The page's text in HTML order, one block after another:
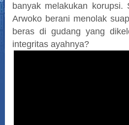
banyak melakukan korupsi.
Arwoko berani menolak
beras di gudang yang
integritas ayahnya?